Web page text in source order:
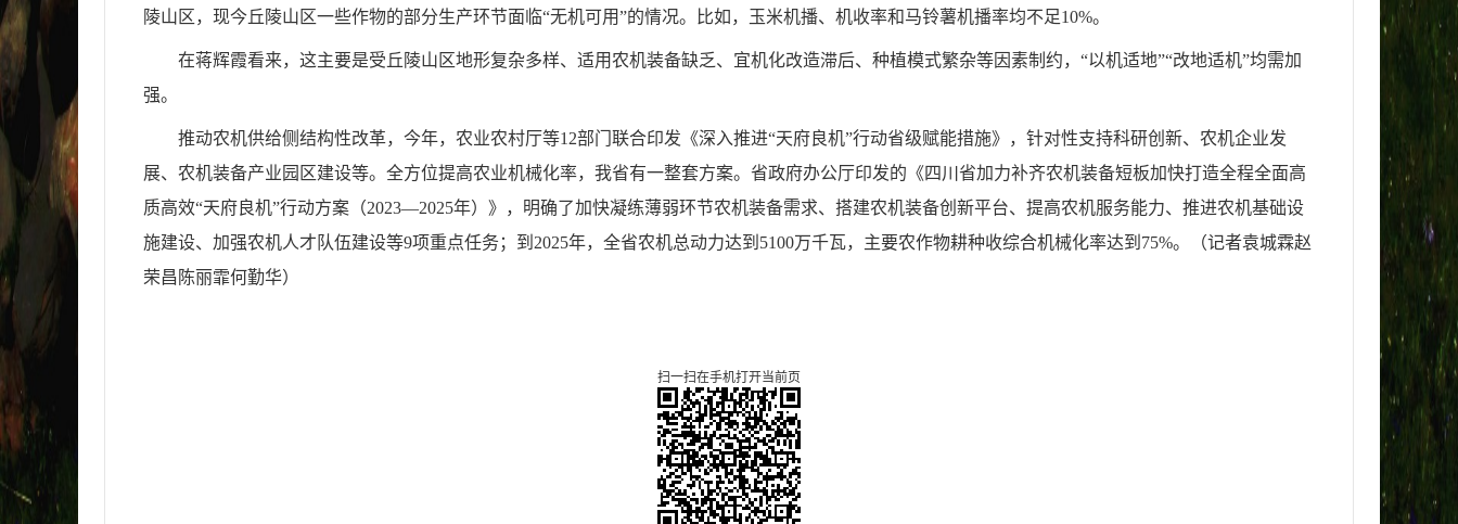
陵山区，现今丘陵山区一些作物的部分生产环节面临“无机可用”的情况。比如，玉米机播、机收率和马铃薯机播率均不足10%。
在蒋辉霞看来，这主要是受丘陵山区地形复杂多样、适用农机装备缺乏、宜机化改造滞后、种植模式繁杂等因素制约，“以机适地”“改地适机”均需加
强。
推动农机供给侧结构性改革，今年，农业农村厅等12部门联合印发《深入推进“天府良机”行动省级赋能措施》，针对性支持科研创新、农机企业发
展、农机装备产业园区建设等。全方位提高农业机械化率，我省有一整套方案。省政府办公厅印发的《四川省加力补齐农机装备短板加快打造全程全面高
质高效“天府良机”行动方案（2023—2025年）》，明确了加快凝练薄弱环节农机装备需求、搭建农机装备创新平台、提高农机服务能力、推进农机基础设
施建设、加强农机人才队伍建设等9项重点任务；到2025年，全省农机总动力达到5100万千瓦，主要农作物耕种收综合机械化率达到75%。（记者袁城霖赵
荣昌陈丽霏何勤华）
扫一扫在手机打开当前页